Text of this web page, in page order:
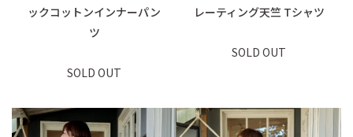
ックコットンインナーパン
ツ
SOLD OUT
レーティング天竺 Tシャツ
SOLD OUT